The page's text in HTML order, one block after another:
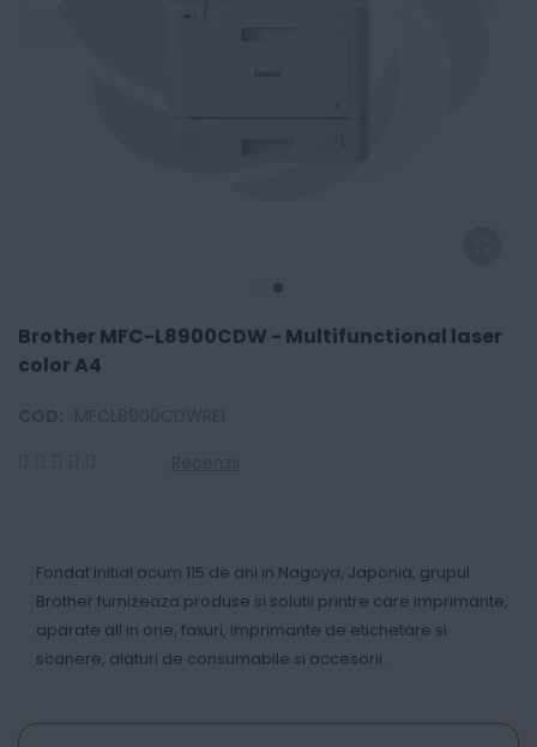
Brother MFC-L8900CDW - Multifunctional laser
color A4
Fondat initial acum 115 de ani in Nagoya, Japonia, grupul
Brother furnizeaza produse si solutii printre care imprimante,
aparate all in one, faxuri, imprimante de etichetare si
scanere, alaturi de consumabile si accesorii.